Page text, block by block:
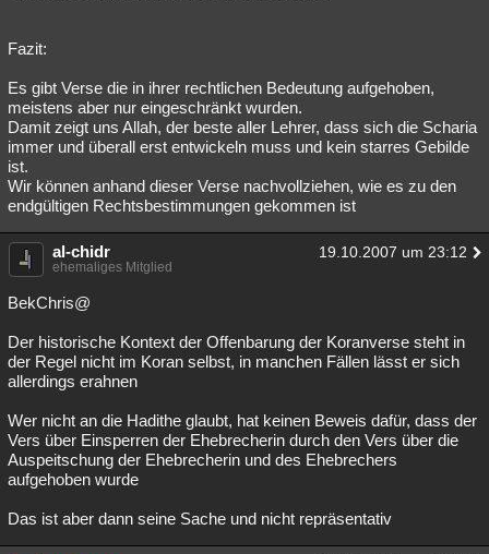
Fazit:
Es gibt Verse die in ihrer rechtlichen Bedeutung aufgehoben,
meistens aber nur eingeschränkt wurden.
Damit zeigt uns Allah, der beste aller Lehrer, dass sich die Scharia
immer und überall erst entwickeln muss und kein starres Gebilde
ist.
Wir können anhand dieser Verse nachvollziehen, wie es zu den
endgültigen Rechtsbestimmungen gekommen ist
al-chidr 19.10.2007 um 23:12
ehemaliges Mitglied
BekChris@
Der historische Kontext der Offenbarung der Koranverse steht in
der Regel nicht im Koran selbst, in manchen Fällen lässt er sich
allerdings erahnen
Wer nicht an die Hadithe glaubt, hat keinen Beweis dafür, dass der
Vers über Einsperren der Ehebrecherin durch den Vers über die
Auspeitschung der Ehebrecherin und des Ehebrechers
aufgehoben wurde
Das ist aber dann seine Sache und nicht repräsentativ